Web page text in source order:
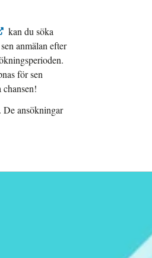
kan du söka
anmälan efter
för sen
De ansökningar